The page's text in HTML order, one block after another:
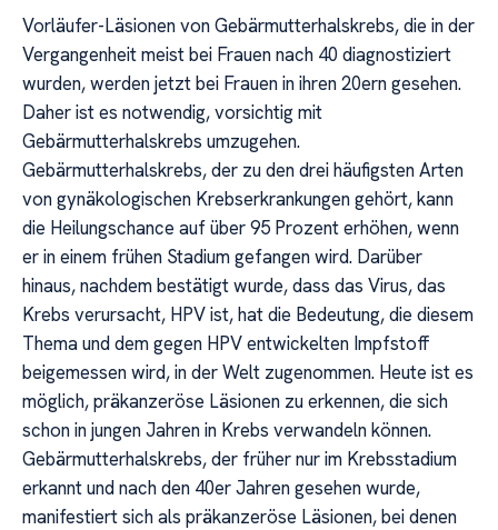
Vorläufer-Läsionen von Gebärmutterhalskrebs, die in der
Vergangenheit meist bei Frauen nach 40 diagnostiziert
wurden, werden jetzt bei Frauen in ihren 20ern gesehen.
Daher ist es notwendig, vorsichtig mit
Gebärmutterhalskrebs umzugehen.
Gebärmutterhalskrebs, der zu den drei häufigsten Arten
von gynäkologischen Krebserkrankungen gehört, kann
die Heilungschance auf über 95 Prozent erhöhen, wenn
er in einem frühen Stadium gefangen wird. Darüber
hinaus, nachdem bestätigt wurde, dass das Virus, das
Krebs verursacht, HPV ist, hat die Bedeutung, die diesem
Thema und dem gegen HPV entwickelten Impfstoff
beigemessen wird, in der Welt zugenommen. Heute ist es
möglich, präkanzeröse Läsionen zu erkennen, die sich
schon in jungen Jahren in Krebs verwandeln können.
Gebärmutterhalskrebs, der früher nur im Krebsstadium
erkannt und nach den 40er Jahren gesehen wurde,
manifestiert sich als präkanzeröse Läsionen, bei denen